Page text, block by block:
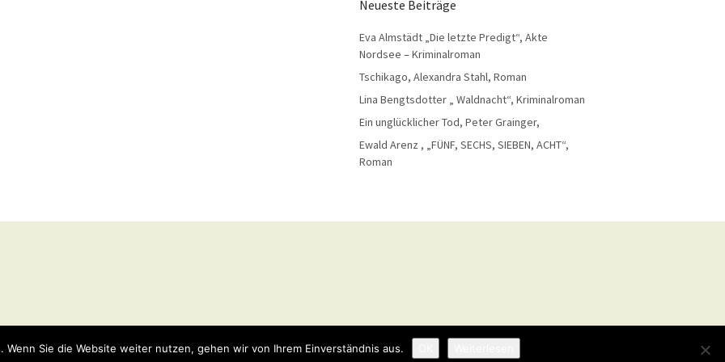
Neueste Beiträge
Eva Almstädt „Die letzte Predigt“, Akte
Nordsee – Kriminalroman
Tschikago, Alexandra Stahl, Roman
Lina Bengtsdotter „ Waldnacht“, Kriminalroman
Ein unglücklicher Tod, Peter Grainger,
Ewald Arenz , „FÜNF, SECHS, SIEBEN, ACHT“,
Roman
Wenn Sie die Website weiter nutzen, gehen wir von Ihrem Einverständnis aus.